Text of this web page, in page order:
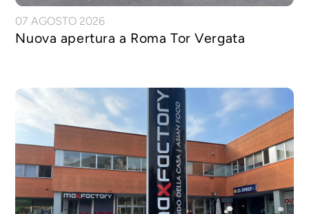
07 AGOSTO 2026
Nuova apertura a Roma Tor Vergata